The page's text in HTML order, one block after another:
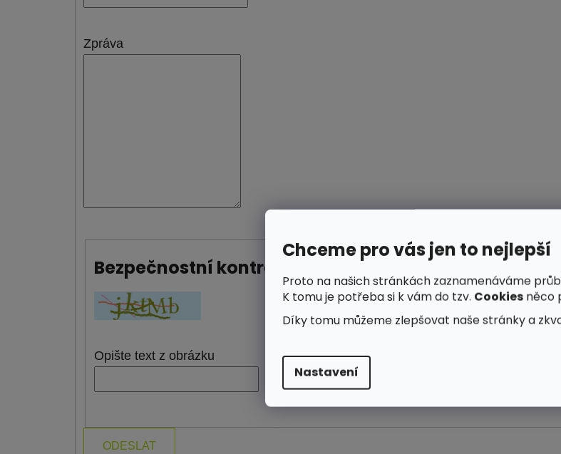
Chceme pro vás jen to nejlepší
Proto na našich stránkách zaznamenáváme
K tomu je potřeba si k vám do tzv. Cookies něco
Díky tomu můžeme zlepšovat naše stránky a
Nastavení
Zpráva
Bezpečnostní kontrola
Opište text z obrázku
ODESLAT